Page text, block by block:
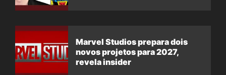
Marvel Studios prepara dois
novos projetos para 2027,
revela insider